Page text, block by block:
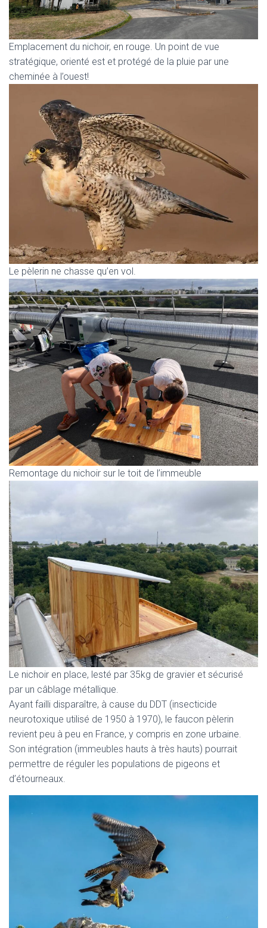
Emplacement du nichoir, en rouge. Un point de vue
stratégique, orienté est et protégé de la pluie par une
cheminée à l’ouest!
Le pèlerin ne chasse qu’en vol.
Remontage du nichoir sur le toit de l’immeuble
Le nichoir en place, lesté par 35kg de gravier et sécurisé
par un câblage métallique.
Ayant failli disparaître, à cause du DDT (insecticide
neurotoxique utilisé de 1950 à 1970), le faucon pèlerin
revient peu à peu en France, y compris en zone urbaine.
Son intégration (immeubles hauts à très hauts) pourrait
permettre de réguler les populations de pigeons et
d’étourneaux.